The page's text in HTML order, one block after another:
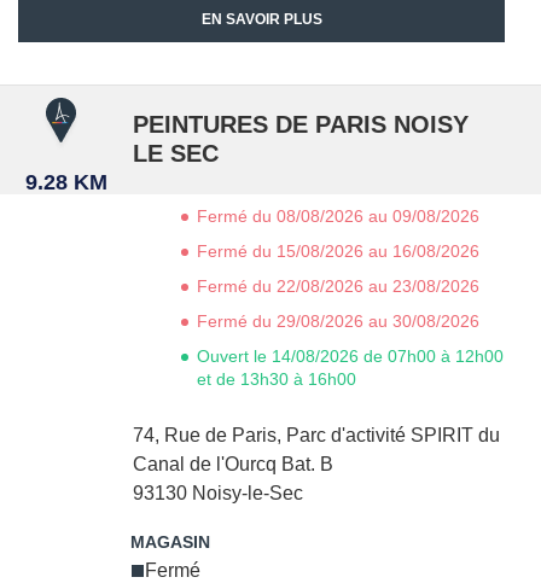
EN SAVOIR PLUS
9.28 KM
PEINTURES DE PARIS NOISY
LE SEC
74, Rue de Paris, Parc d'activité SPIRIT du
Canal de l'Ourcq Bat. B
93130 Noisy-le-Sec
Fermé
Fermé du 08/08/2026 au 09/08/2026
Fermé du 15/08/2026 au 16/08/2026
Fermé du 22/08/2026 au 23/08/2026
Fermé du 29/08/2026 au 30/08/2026
Ouvert le 14/08/2026 de 07h00 à 12h00
et de 13h30 à 16h00